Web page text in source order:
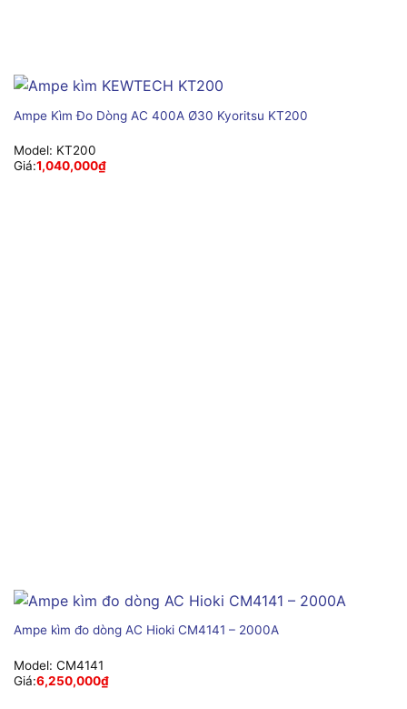
Ampe Kìm Đo Dòng AC 400A Ø30 Kyoritsu KT200
Model: KT200
Giá:1,040,000₫
Ampe kìm đo dòng AC Hioki CM4141 – 2000A
Model: CM4141
Giá:6,250,000₫